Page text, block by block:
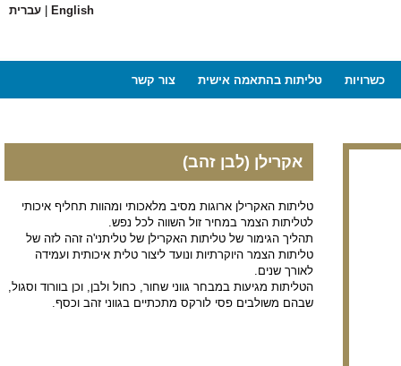
English עברית
כשרויות טליתות בהתאמה אישית צור קשר
אקרילן (לבן זהב)
טליתות האקרילן ארוגות מסיב מלאכותי ומהוות תחליף איכותי
לטליתות הצמר במחיר זול השווה לכל נפש.
תהליך הגימור של טליתות האקרילן של טליתני'ה זהה לזה של
טליתות הצמר היוקרתיות ונועד ליצור טלית איכותית ועמידה
לאורך שנים.
הטליתות מגיעות במבחר גווני שחור, כחול ולבן, וכן בוורוד וסגול,
שבהם משולבים פסי לורקס מתכתיים בגווני זהב וכסף.